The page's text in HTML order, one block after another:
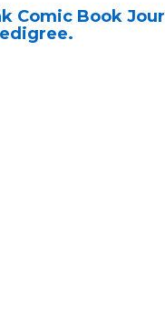
Comic Book